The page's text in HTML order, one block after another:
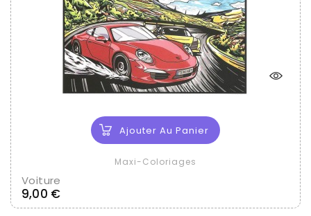
Ajouter Au Panier
Maxi-Coloriages
Voiture
9,00 €Prix